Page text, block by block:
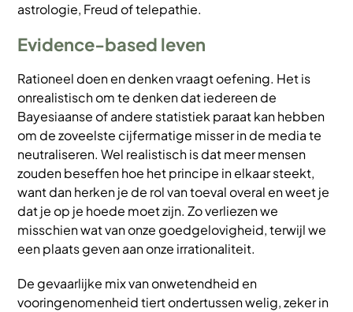
astrologie, Freud of telepathie.
Evidence-based leven
Rationeel doen en denken vraagt oefening. Het is
onrealistisch om te denken dat iedereen de
Bayesiaanse of andere statistiek paraat kan hebben
om de zoveelste cijfermatige misser in de media te
neutraliseren. Wel realistisch is dat meer mensen
zouden beseffen hoe het principe in elkaar steekt,
want dan herken je de rol van toeval overal en weet je
dat je op je hoede moet zijn. Zo verliezen we
misschien wat van onze goedgelovigheid, terwijl we
een plaats geven aan onze irrationaliteit.
De gevaarlijke mix van onwetendheid en
vooringenomenheid tiert ondertussen welig, zeker in